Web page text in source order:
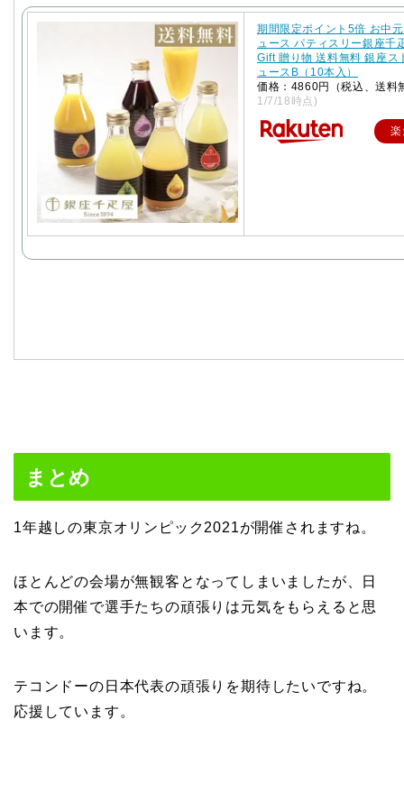
期間限定ポイント5倍 お中
ュース パティスリー銀座千
Gift 贈り物 送料無料 銀座ス
ュースB（10本入）
価格：4860円（税込、送料
1/7/18時点)
まとめ
1年越しの東京オリンピック2021が開催されますね。
ほとんどの会場が無観客となってしまいましたが、日
本での開催で選手たちの頑張りは元気をもらえると思
います。
テコンドーの日本代表の頑張りを期待したいですね。
応援しています。